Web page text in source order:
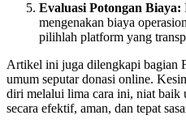
Evaluasi Potongan Biaya:
mengenakan biaya
pilihlah platform yang
Artikel ini juga dilengkapi bagian
umum seputar donasi online.
diri melalui lima cara ini, niat baik
secara efektif, aman, dan tepat